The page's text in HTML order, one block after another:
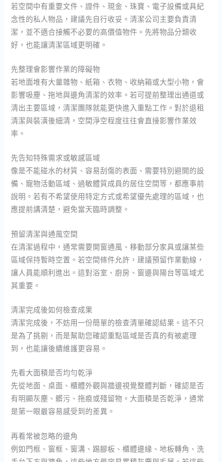
若空間中有重要文件、證件、現金、珠寶、電子設備或具紀
念性的私人物品，建議先自行收妥。清潔公司主要負責清
潔，並不適合接觸不必要的高價值物件。先將物品分類收
好，也能讓清潔區域更明確。
先整理會影響作業的障礙物
若地面堆有大量雜物、紙箱、衣物、收納箱或大型小物，會
影響吸塵、拖地與邊角清潔的效率。若可提前整理出通道或
清出主要區域，清潔團隊就能更快進入重點工作。對於退租
清潔與裝潢後細清，空間淨空程度往往會直接影響作業效
率。
先告知特殊需求或敏感區域
像是不能碰水的材質、容易刮傷的表面、需要特別避開的設
備、寵物活動區域、過敏體質成員的居住空間等，都應事前
說明。若有不希望使用特定方式或希望優先處理的區域，也
應提前講清楚，避免當天臨時調整。
預留清潔與通風空間
在清潔過程中，通常需要開窗通風、移動部分家具或讓某些
區域保持暫時空置。若空間條件允許，建議預留作業動線，
讓人員能順利進出。這對浴室、廚房、窗邊與陽台等區域尤
其重要。
清潔完成後如何檢查成果
清潔完成後，不妨用一份簡單的檢查清單確認結果。這不只
是為了挑剔，而是幫助您確認重點區域是否真的有被處理
到，也能讓後續維護更容易。
先看大面積是否均勻乾淨
先從地面、桌面、櫃體外觀與牆邊視覺整體判斷，確認是否
有明顯灰塵、髒污、拖痕或殘留物。大面積是否乾淨，通常
是第一眼最容易感受到的差異。
再看常被忽略的邊角
例如門框、窗框、窗溝、踢腳板、櫃體邊緣、地板轉角、洗